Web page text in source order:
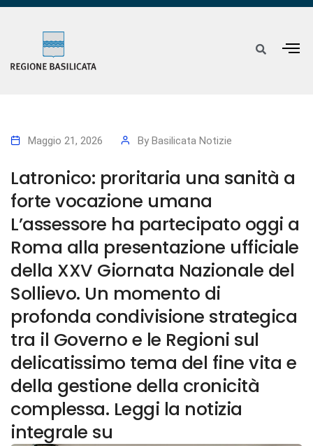
Maggio 21, 2026 By Basilicata Notizie
Latronico: proritaria una sanità a
forte vocazione umana
L’assessore ha partecipato oggi a
Roma alla presentazione ufficiale
della XXV Giornata Nazionale del
Sollievo. Un momento di
profonda condivisione strategica
tra il Governo e le Regioni sul
delicatissimo tema del fine vita e
della gestione della cronicità
complessa. Leggi la notizia
integrale su